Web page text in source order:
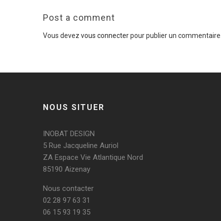
Post a comment
Vous devezvous connecterpour publier un
NOUS SITUER
INOBAT DESIGN
5 Rue Jacqueline Auriol
ZA Espace Vie Atlantique Nord
85190 Aizenay
Nous contacter
02 28 97 63 31
06 15 93 19 35